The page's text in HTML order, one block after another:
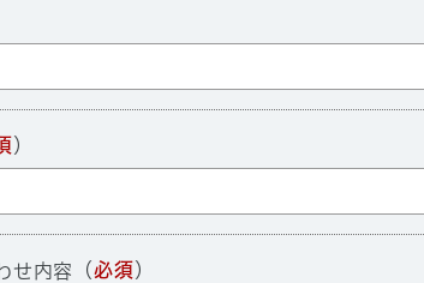
）
せ内容 （必須 ）